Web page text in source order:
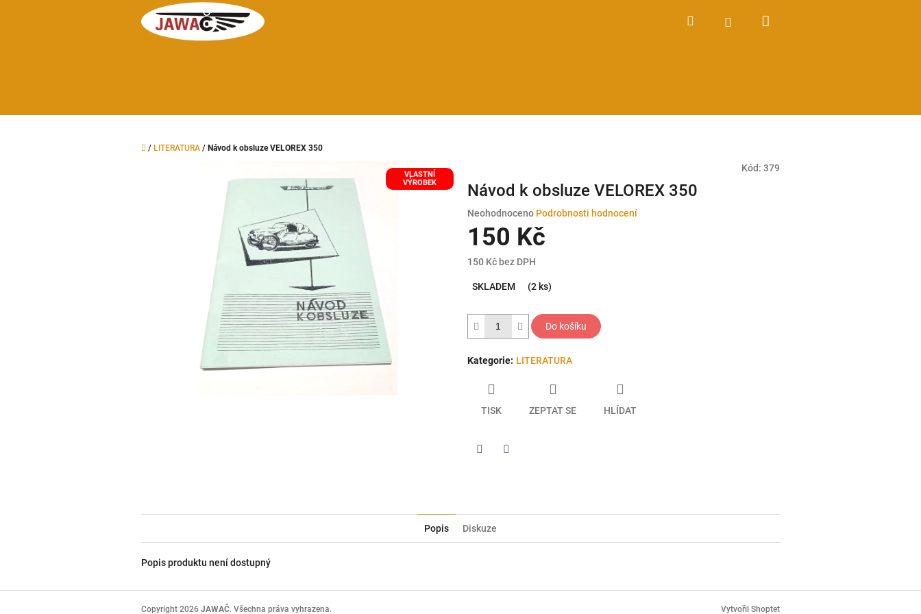
Hledat Přihlášení
Domů
/ LITERATURA / Návod k obsluze VELOREX 350
VLASTNÍ
VÝROBEK
Kód: 379
Návod k obsluze VELOREX 350
Průměrné
hodnocení
produktu
0,0
Neohodnoceno Podrobnosti hodnocení
150 Kč
150 Kč bez DPH
cena:
SKLADEM (2 ks)
Do košíku
Kategorie: LITERATURA
TISK ZEPTAT SE HLÍDAT
Popis Diskuze
Popis produktu není dostupný
Vytvořil Shoptet
Copyright 2026 JAWAČ. Všechna práva vyhrazena.